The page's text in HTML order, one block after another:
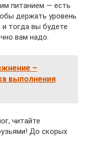
питанием — есть
держать уровень
тогда вы будете
вам надо.
–
выполнения
читайте
До скорых